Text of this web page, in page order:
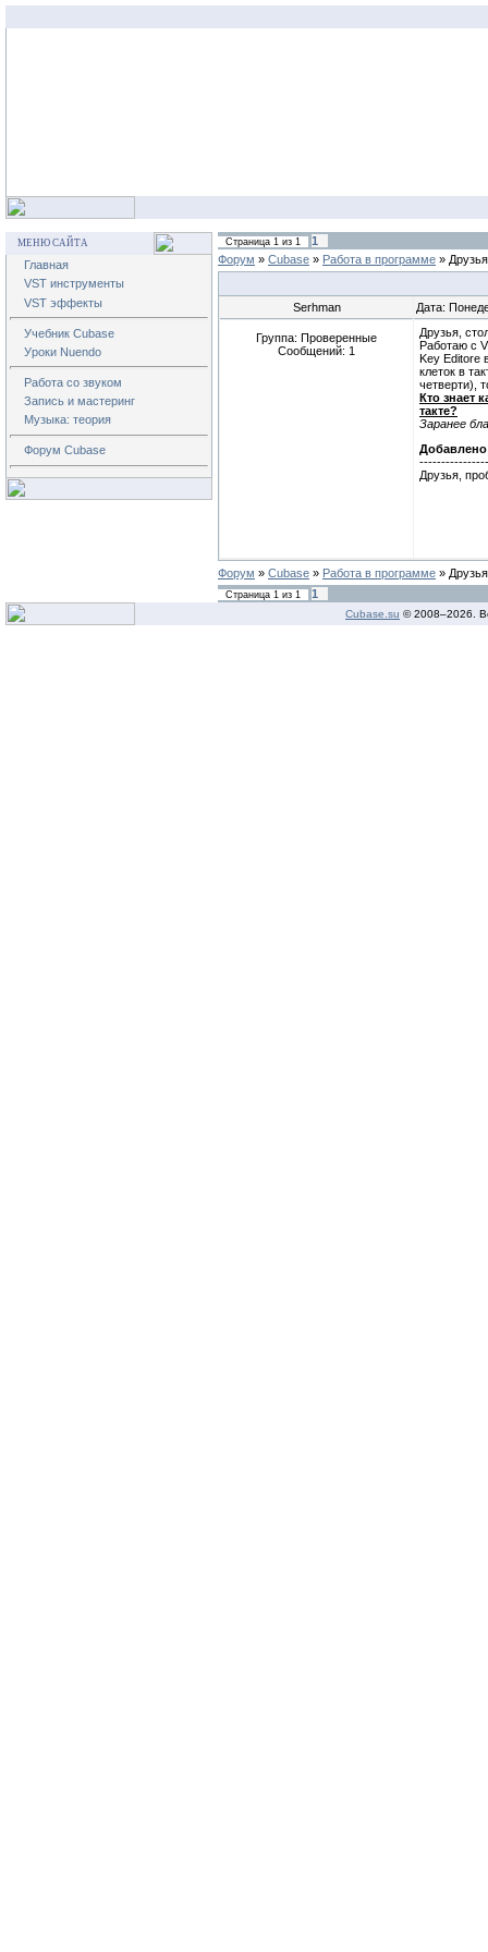
МЕНЮ САЙТА
Главная
VST инструменты
VST эффекты
Учебник Cubase
Уроки Nuendo
Работа со звуком
Запись и мастеринг
Музыка: теория
Форум Cubase
Страница 1 из 1
1
Форум » Cubase » Работа в программе »
Serhman Дата:
Группа: Проверенные
Сообщений: 1
Друзья,
Работаю с
Key Editore
клеток в
четверти),
Кто знает
такте?
Заранее
Добавлено
Друзья,
Форум » Cubase » Работа в программе »
Страница 1 из 1 1
Cubase.su © 2008–2026.